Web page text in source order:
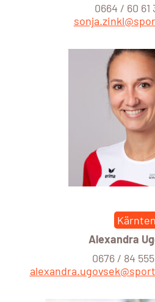
0664 / 60 61
Kärnten
Alexandra
0676 / 84